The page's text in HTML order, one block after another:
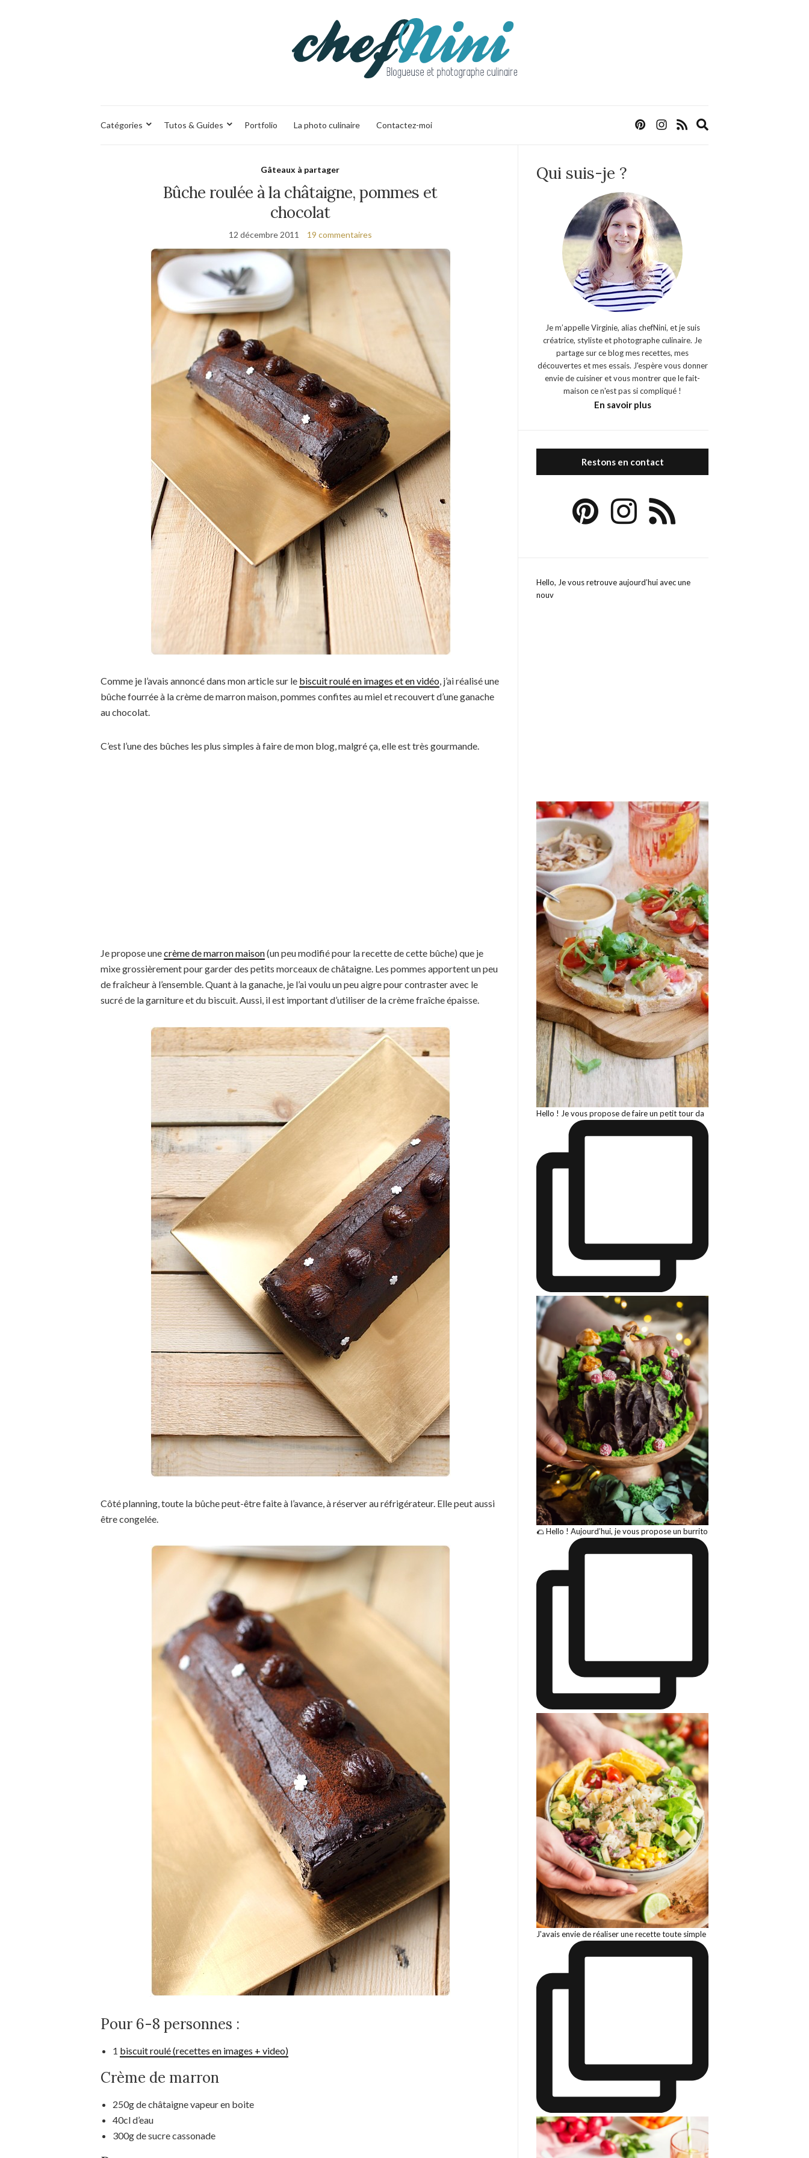
Catégories Tutos & Guides Portfolio La photo culinaire Contactez-moi
Gâteaux à partager
Bûche roulée à la châtaigne, pommes et
chocolat
12 décembre 2011 19 commentaires
Comme je l’avais annoncé dans mon article sur le biscuit roulé en images et en vidéo, j’ai réalisé une
bûche fourrée à la crème de marron maison, pommes confites au miel et recouvert d’une ganache
au chocolat.
C’est l’une des bûches les plus simples à faire de mon blog, malgré ça, elle est très gourmande.
Je propose unecrème de marron maison(un peu modifié pour la recette de cette bûche) que je
mixe grossièrement pour garder des petits morceaux de châtaigne. Les pommes apportent un peu
de fraîcheur à l’ensemble. Quant à la ganache, je l’ai voulu un peu aigre pour contraster avec le
sucré de la garniture et du biscuit. Aussi, il est important d’utiliser de la crème fraîche épaisse.
Côté planning, toute la bûche peut-être faite à l’avance, à réserver au réfrigérateur. Elle peut aussi
être congelée.
Pour 6-8 personnes :
1 biscuit roulé (recettes en images + video)
Crème de marron
250g de châtaigne vapeur en boite
40cl d’eau
300g de sucre cassonade
Qui suis-je ?
Je m’appelle Virginie, alias chefNini, et je suis
créatrice, styliste et photographe culinaire. Je
partage sur ce blog mes recettes, mes
découvertes et mes essais. J'espère vous donner
envie de cuisiner et vous montrer que le fait-
maison ce n'est pas si compliqué !
En savoir plus
Restons en contact
Hello, Je vous retrouve aujourd’hui avec une
nouv
Hello ! Je vous propose de faire un petit tour da
🌮 Hello ! Aujourd’hui, je vous propose un burrito
J'avais envie de réaliser une recette toute simple